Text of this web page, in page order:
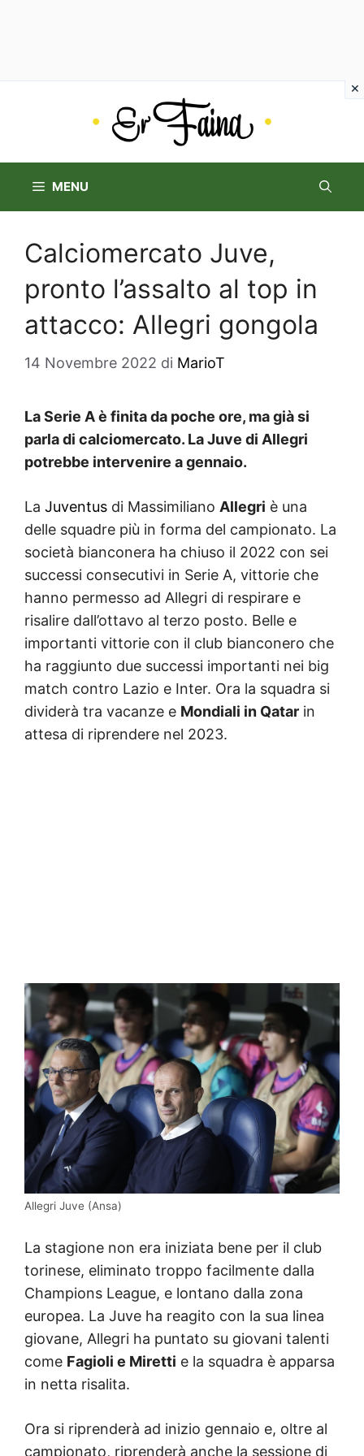
MENU
Calciomercato Juve,
pronto l’assalto al top in
attacco: Allegri gongola
14 Novembre 2022 di MarioT
La Serie A è finita da poche ore, ma già si
parla di calciomercato. La Juve di Allegri
potrebbe intervenire a gennaio.
La Juventus di Massimiliano Allegri è una
delle squadre più in forma del campionato. La
società bianconera ha chiuso il 2022 con sei
successi consecutivi in Serie A, vittorie che
hanno permesso ad Allegri di respirare e
risalire dall’ottavo al terzo posto. Belle e
importanti vittorie con il club bianconero che
ha raggiunto due successi importanti nei big
match contro Lazio e Inter. Ora la squadra si
dividerà tra vacanze e Mondiali in Qatar in
attesa di riprendere nel 2023.
Allegri Juve (Ansa)
La stagione non era iniziata bene per il club
torinese, eliminato troppo facilmente dalla
Champions League, e lontano dalla zona
europea. La Juve ha reagito con la sua linea
giovane, Allegri ha puntato su giovani talenti
come Fagioli e Miretti e la squadra è apparsa
in netta risalita.
Ora si riprenderà ad inizio gennaio e, oltre al
campionato, riprenderà anche la sessione di